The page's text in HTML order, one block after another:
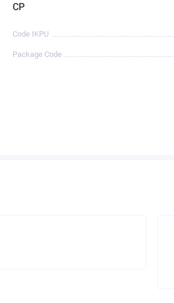
CP
Code IKPU
Package Code